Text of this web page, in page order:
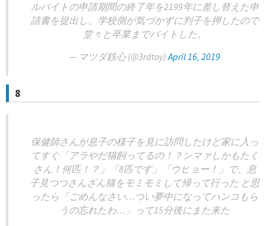
ルバイトの申請期間の終了年を2199年に差し替えた申
請書を提出し、学校側が気づかずに判子を押したので
堂々と卒業までバイトした。
— マツダ鉄心 (@3rdtoy)April 16, 2019
8
保健師さんが息子の様子を見に訪問したけど家に入っ
てすぐ「アラやだ猫飼ってるの！？ンマァしかもたく
さん！何匹！？」「8匹です」「ウヒョー！」で、息
子見つつさんざん猫をモミモミして帰って行った と思
ったら「ごめんなさい…つい夢中になってハンコもら
うの忘れたわ…」って15分後にまた来た